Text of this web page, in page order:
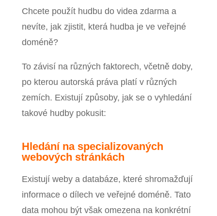
Chcete použít hudbu do videa zdarma a
nevíte, jak zjistit, která hudba je ve veřejné
doméně?
To závisí na různých faktorech, včetně doby,
po kterou autorská práva platí v různých
zemích. Existují způsoby, jak se o vyhledání
takové hudby pokusit:
Hledání na specializovaných
webových stránkách
Existují weby a databáze, které shromažďují
informace o dílech ve veřejné doméně. Tato
data mohou být však omezena na konkrétní